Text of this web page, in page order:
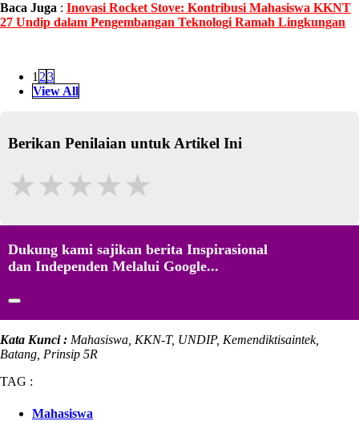
Baca Juga : Inovasi Rocket Stove: Kontribusi Mahasiswa KKNT
27 Undip dalam Pengembangan Teknologi Ramah Lingkungan
1 23
View All
Berikan Penilaian untuk Artikel Ini
★★★★★
Dukung kami sajikan berita Inspirasional
dan Independen Melalui Google...
Kata Kunci : Mahasiswa, KKN-T, UNDIP, Kemendiktisaintek,
Batang, Prinsip 5R
TAG :
Mahasiswa